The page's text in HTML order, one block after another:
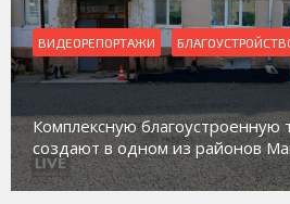
ВИДЕОРЕПОРТАЖИ
Магадан
работе с
социального